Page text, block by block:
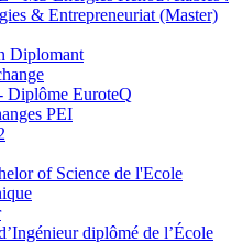
& Entrepreneuriat (Master)
Diplomant
Diplôme EuroteQ
PEI
of Science de l'Ecole
diplômé de l’École